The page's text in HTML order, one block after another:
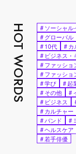
HOT WORDS #ソーシャル
#グローバル
#10代 #カ
# ビジネス・
#ファッショ
#ファッショ
#学び #起
#その他 #
# ビジネス
#カルチャー
#バンド #
#ヘルスケア
#若手俳優